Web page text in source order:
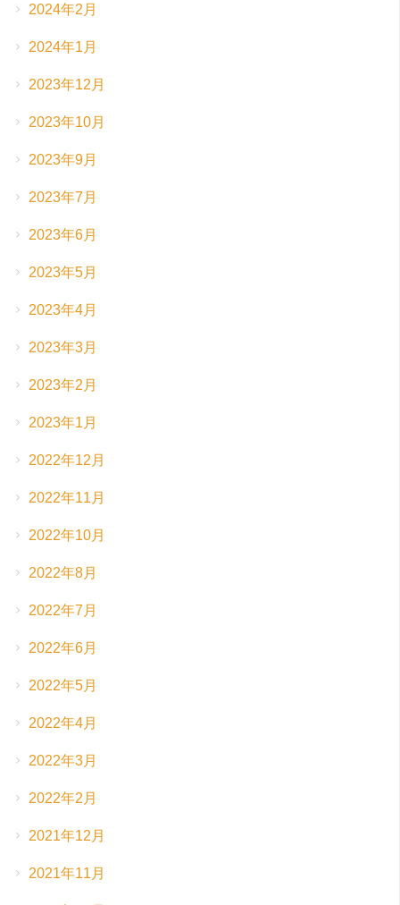
2024年2月
2024年1月
2023年12月
2023年10月
2023年9月
2023年7月
2023年6月
2023年5月
2023年4月
2023年3月
2023年2月
2023年1月
2022年12月
2022年11月
2022年10月
2022年8月
2022年7月
2022年6月
2022年5月
2022年4月
2022年3月
2022年2月
2021年12月
2021年11月